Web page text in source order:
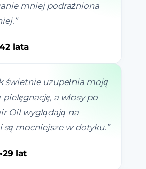
mniej podrażniona
”
lata
świetnie uzupełnia moją
a włosy po
Oil wyglądają na
są mocniejsze w dotyku. ”
•29 lat